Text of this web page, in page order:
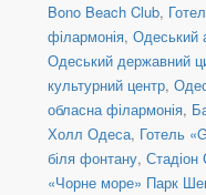
Bono Beach Club,
філармонія, Одеський
Одеський державний
культурний центр,
обласна філармонія,
Холл Одеса, Готель
біля фонтану, Стадіон
«Чорне море» Парк